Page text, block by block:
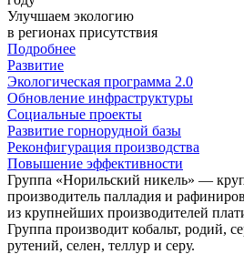
Улучшаем экологию
в регионах присутствия
Подробнее
Развитие
Экологическая программа 2.0
Обновление инфраструктуры
Социальные проекты
Развитие горнорудной базы
Реконфигурация производства
Повышение эффективности
Группа «Норильский никель» —
производитель палладия и
из крупнейших производителей
Группа производит кобальт, родий,
рутений, селен, теллур и серу.